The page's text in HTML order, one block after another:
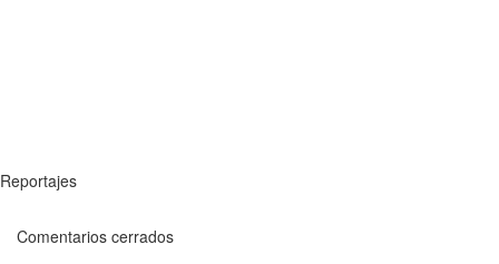
Reportajes
Comentarios cerrados